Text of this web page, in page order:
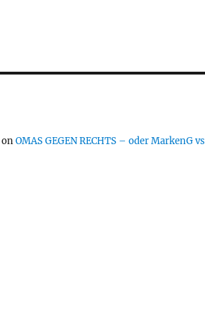
onOMAS GEGEN RECHTS – oder MarkenG vs